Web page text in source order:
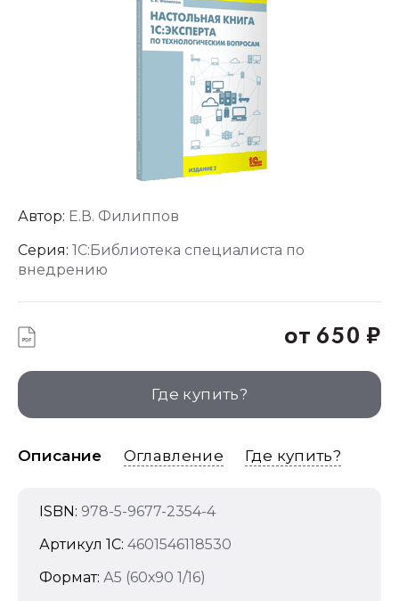
Автор: Е.В. Филиппов
Серия: 1С:Библиотека специалиста по
внедрению
от 650 ₽
Где купить?
Описание Оглавление Где купить?
ISBN: 978-5-9677-2354-4
Артикул 1C: 4601546118530
Формат: А5 (60х90 1/16)